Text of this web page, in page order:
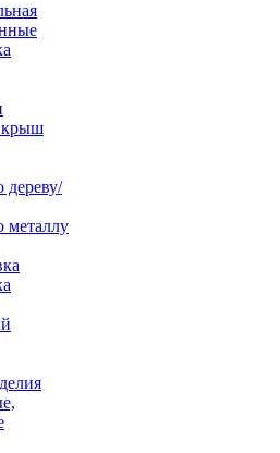
крыш
дереву/
металлу